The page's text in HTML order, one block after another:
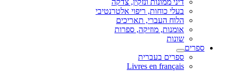
דיני ממונות ונזקין, צדקה
בעלי כוחות, ריפוי אלטרנטיבי
הלוח העברי, תאריכים
אומנות, מוזיקה, ספרות
שונות
ספרים
ספרים בעברית
Livres en français